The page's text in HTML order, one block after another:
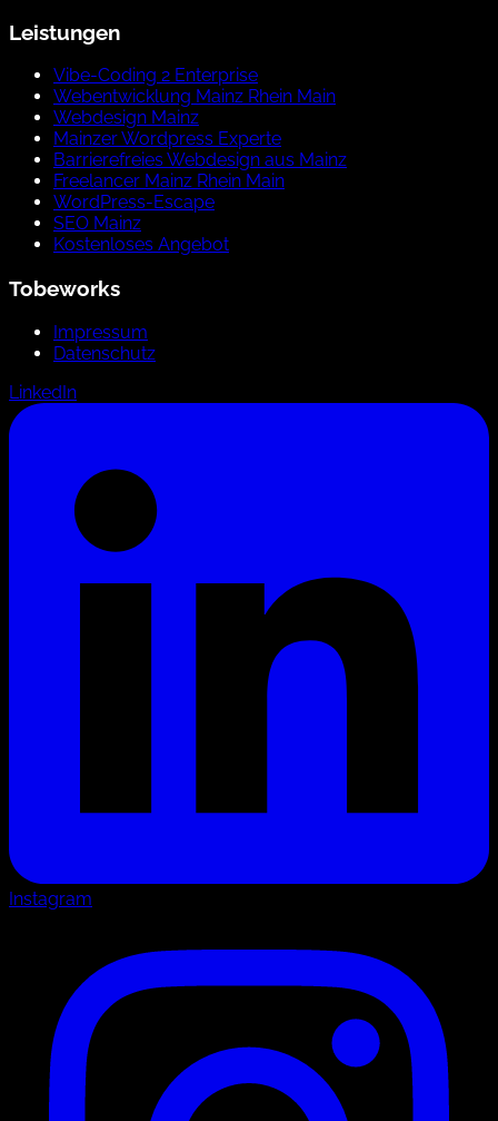
Leistungen
Vibe-Coding 2 Enterprise
Webentwicklung Mainz Rhein Main
Webdesign Mainz
Mainzer Wordpress Experte
Barrierefreies Webdesign aus Mainz
Freelancer Mainz Rhein Main
WordPress-Escape
SEO Mainz
Kostenloses Angebot
Tobeworks
Impressum
Datenschutz
LinkedIn
Instagram